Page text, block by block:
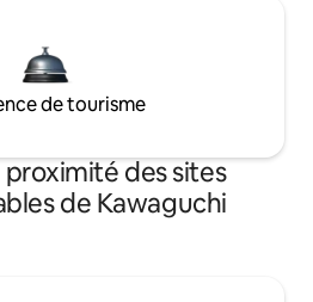
de tourisme
proximité des sites
de Kawaguchi